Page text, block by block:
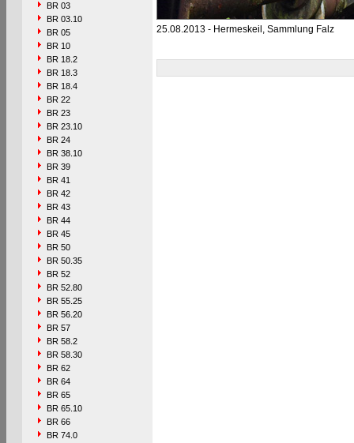
BR 03
BR 03.10
BR 05
BR 10
BR 18.2
BR 18.3
BR 18.4
BR 22
BR 23
BR 23.10
BR 24
BR 38.10
BR 39
BR 41
BR 42
BR 43
BR 44
BR 45
BR 50
BR 50.35
BR 52
BR 52.80
BR 55.25
BR 56.20
BR 57
BR 58.2
BR 58.30
BR 62
BR 64
BR 65
BR 65.10
BR 66
BR 74.0
25.08.2013 - Hermeskeil, Sammlung Falz